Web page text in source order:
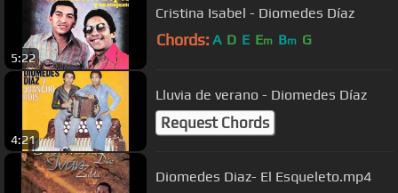
5:22
Cristina Isabel - Diomedes Díaz
Chords: A D E Em Bm G
4:21
Lluvia de verano - Diomedes Díaz
Request Chords
Diomedes Diaz- El Esqueleto.mp4